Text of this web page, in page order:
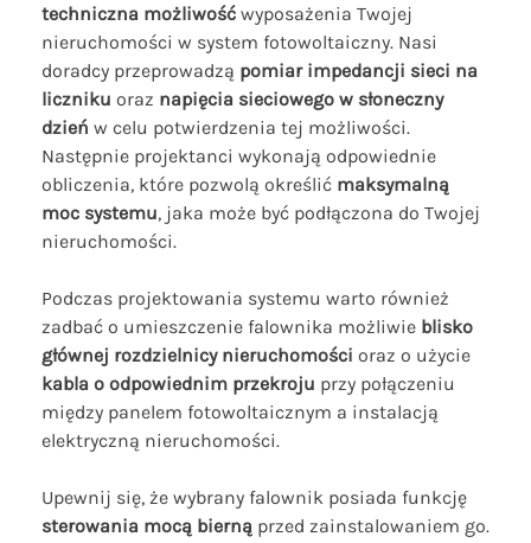
techniczna możliwość wyposażenia Twojej
nieruchomości w system fotowoltaiczny. Nasi
doradcy przeprowadzą pomiar impedancji sieci na
liczniku oraz napięcia sieciowego w słoneczny
dzień w celu potwierdzenia tej możliwości.
Następnie projektanci wykonają odpowiednie
obliczenia, które pozwolą określić maksymalną
moc systemu, jaka może być podłączona do Twojej
nieruchomości.
Podczas projektowania systemu warto również
zadbać o umieszczenie falownika możliwie blisko
głównej rozdzielnicy nieruchomości oraz o użycie
kabla o odpowiednim przekroju przy połączeniu
między panelem fotowoltaicznym a instalacją
elektryczną nieruchomości.
Upewnij się, że wybrany falownik posiada funkcję
sterowania mocą bierną przed zainstalowaniem go.